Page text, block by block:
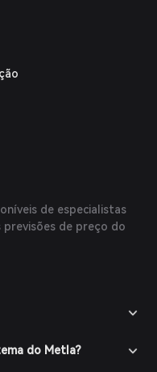
de especialistas
previsões de preço do
do Metla?